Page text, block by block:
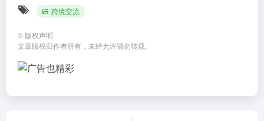
跨境交流
© 版权声明
文章版权归作者所有，未经允许请勿转载。